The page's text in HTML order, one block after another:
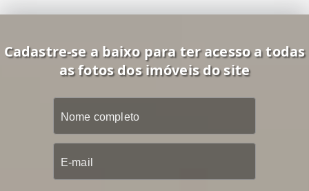
Cadastre-se a baixo para ter acesso a todas
as fotos dos imóveis do site